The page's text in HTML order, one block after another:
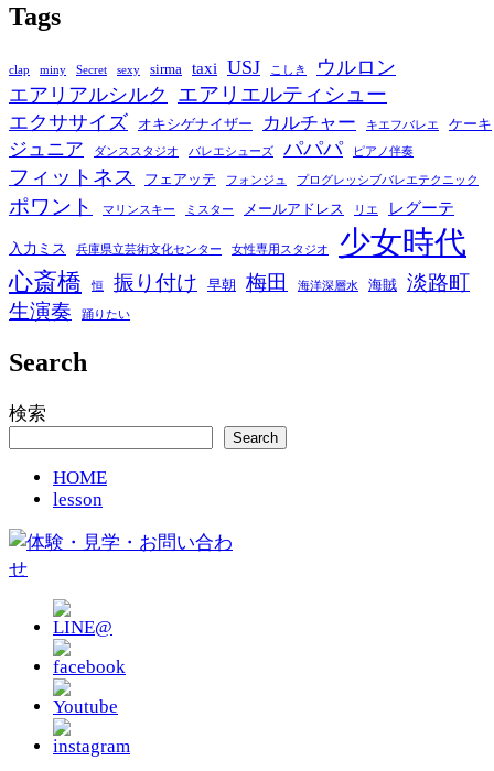
Tags
clap miny Secret sexy sirma taxi USJ こしき
ウルロン
エアリアルシルク
エアリエルティシュー
エクササイズ オキシゲナイザー カルチャー キエフバレエ ケーキ
ジュニア ダンススタジオ バレエシューズ パパパ ピアノ伴奏
フィットネス フェアッテ フォンジュ プログレッシブバレエテクニック
ポワント マリンスキー ミスター メールアドレス リエ レグーテ
入力ミス 兵庫県立芸術文化センター 女性専用スタジオ 少女時代
心斎橋 恒 振り付け 早朝 梅田 海洋深層水 海賊 淡路町
生演奏
踊りたい
Search
検索
Search
HOME
lesson